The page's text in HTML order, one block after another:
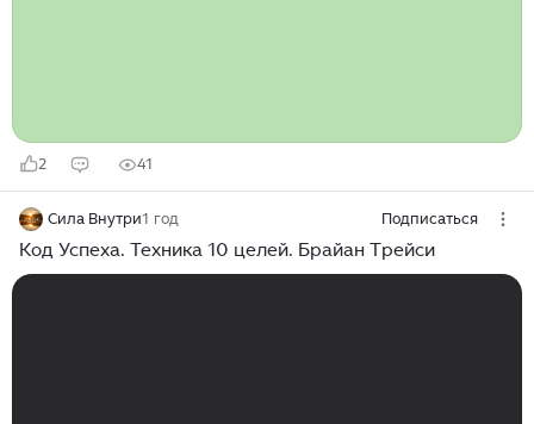
2 41
Сила Внутри1 год Подписаться
Код Успеха. Техника 10 целей. Брайан Трейси